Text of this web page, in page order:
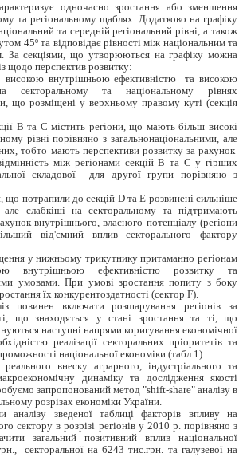
одночасно зростання або зменшення
та регіональному щаблях. Додатково на графіку
та середній регіональний рівні, а також
45º та відповідає рівності між національним та
За секціями, що утворюються на графіку можна
щодо перспектив розвитку:
високою внутрішньою ефективністю та високою
секторальному та національному рівнях
що розміщені у верхньому правому куті (секція
В та С містить регіони, що мають більш високі
рівні порівняно з загальнонаціональними, але
тобто мають перспективи розвитку за рахунок
між регіонами секцій В та С у гірших
складової для другої групи порівняно з
що потрапили до секцій D та E розвинені сильніше
але слабкіші на секторальному та підтримають
внутрішнього, власного потенціалу (регіони
від'ємний вплив секторального фактору
у нижньому трикутнику притаманно регіонам
внутрішньою ефективністю розвитку та
умовами. При умові зростання попиту з боку
їх конкурентоздатності (сектор F).
повинен включати розшарування регіонів за
що знаходяться у стані зростання та ті, що
наступні напрями коригування економічної
реалізації секторальних пріоритетів та
національної економіки (табл.1).
реального внеску аграрного, індустріального та
динаміку та дослідження якості
запропонований метод "shift-share" аналізу в
розрізах економіки України.
аналізу зведеної таблиці факторів впливу на
сектору в розрізі регіонів у 2010 р. порівняно з
загальний позитивний вплив національної
секторальної на 6243 тис.грн. та галузевої на